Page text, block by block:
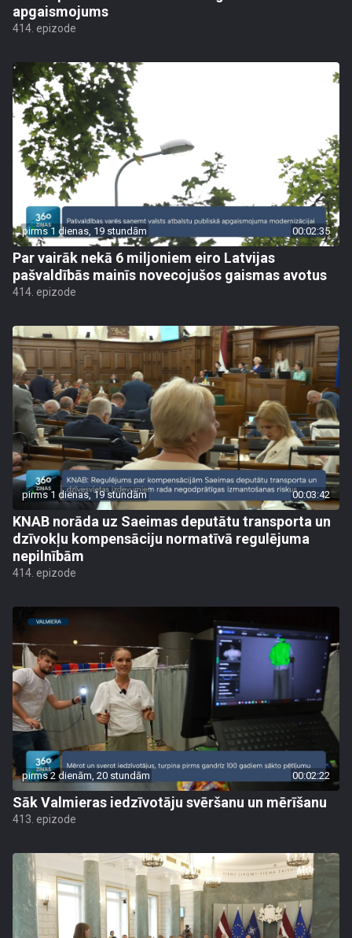
apgaismojums
414. epizode
pirms 1 dienas, 19 stundām 00:02:35
Par vairāk nekā 6 miljoniem eiro Latvijas
pašvaldībās mainīs novecojušos gaismas avotus
414. epizode
pirms 1 dienas, 19 stundām 00:03:42
KNAB norāda uz Saeimas deputātu transporta un
dzīvokļu kompensāciju normatīvā regulējuma
nepilnībām
414. epizode
pirms 2 dienām, 20 stundām 00:02:22
Sāk Valmieras iedzīvotāju svēršanu un mērīšanu
413. epizode